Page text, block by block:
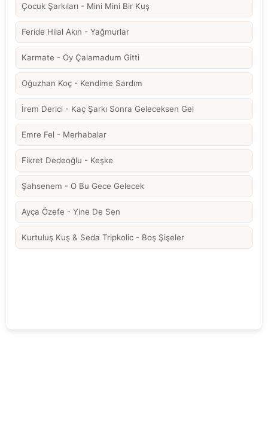
Çocuk Şarkıları - Mini Mini Bir Kuş
Feride Hilal Akın - Yağmurlar
Karmate - Oy Çalamadum Gitti
Oğuzhan Koç - Kendime Sardım
İrem Derici - Kaç Şarkı Sonra Geleceksen Gel
Emre Fel - Merhabalar
Fikret Dedeoğlu - Keşke
Şahsenem - O Bu Gece Gelecek
Ayça Özefe - Yine De Sen
Kurtuluş Kuş & Seda Tripkolic - Boş Şişeler